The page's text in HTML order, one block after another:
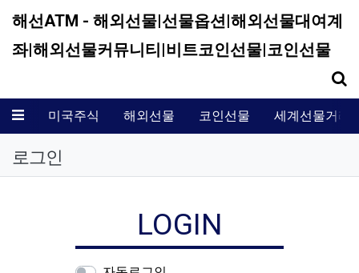
해선ATM - 해외선물|선물옵션|해외선물대여계
좌|해외선물커뮤니티|비트코인선물|코인선물
메뉴 미국주식 해외선물 코인선물 세계선물거래
로그인
LOGIN